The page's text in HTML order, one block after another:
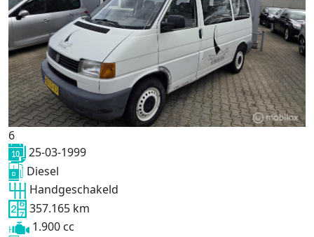
6
25-03-1999
Diesel
Handgeschakeld
357.165 km
1.900 cc